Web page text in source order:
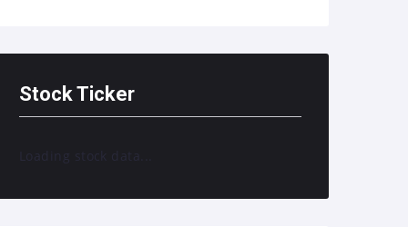
Stock Ticker
Loading stock data...